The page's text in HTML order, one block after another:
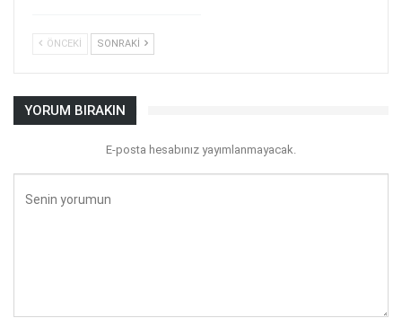
ÖNCEKI SONRAKI
YORUM BIRAKIN
E-posta hesabınız yayımlanmayacak.